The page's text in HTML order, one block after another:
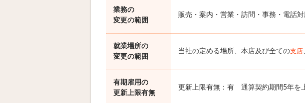
業務の
変更の範囲
販売・案内・営業・訪問・事務・電話
就業場所の
変更の範囲
当社の定める場所、本店及び全ての支店
有期雇用の
更新上限有無
更新上限有無：有 通算契約期間5年を